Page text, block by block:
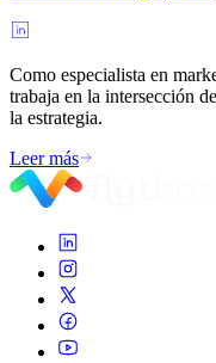
Como especialista en
trabaja en la intersección
la estrategia.
Leer más